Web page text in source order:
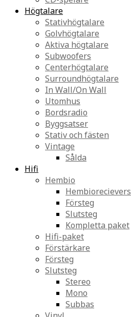
Högtalare
Stativhögtalare
Golvhögtalare
Aktiva högtalare
Subwoofers
Centerhögtalare
Surroundhögtalare
In Wall/On Wall
Utomhus
Bordsradio
Byggsatser
Stativ och fästen
Vintage
Sålda
Hifi
Hembio
Hembiorecievers
Försteg
Slutsteg
Kompletta paket
Hifi-paket
Förstärkare
Försteg
Slutsteg
Stereo
Mono
Subbas